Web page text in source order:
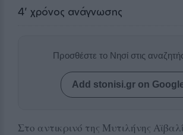
4' χρόνος ανάγνωσης
Προσθέστε το Νησί στις
Add stonisi.gr on
Στο αντικρινό της Μυτιλήνης